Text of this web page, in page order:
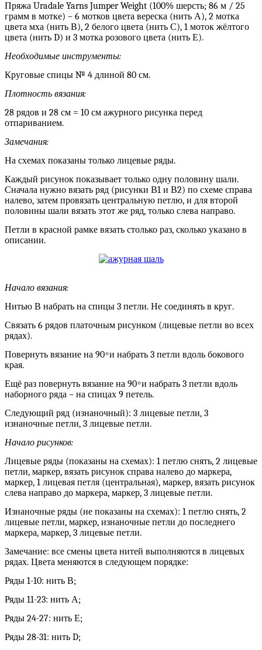
Пряжа Uradale Yarns Jumper Weight (100% шерсть; 86 м / 25
грамм в мотке) – 6 мотков цвета вереска (нить А), 2 мотка
цвета мха (нить В), 2 белого цвета (нить С), 1 моток жёлтого
цвета (нить D) и 3 мотка розового цвета (нить Е).
Необходимые инструменты:
Круговые спицы № 4 длиной 80 см.
Плотность вязания:
28 рядов и 28 см = 10 см ажурного рисунка перед
отпариванием.
Замечания:
На схемах показаны только лицевые ряды.
Каждый рисунок показывает только одну половину шали.
Сначала нужно вязать ряд (рисунки В1 и В2) по схеме справа
налево, затем провязать центральную петлю, и для второй
половины шали вязать этот же ряд, только слева направо.
Петли в красной рамке вязать столько раз, сколько указано в
описании.
Начало вязания:
Нитью В набрать на спицы 3 петли. Не соединять в круг.
Связать 6 рядов платочным рисунком (лицевые петли во всех
рядах).
Повернуть вязание на 90 ͦ и набрать 3 петли вдоль бокового
края.
Ещё раз повернуть вязание на 90 ͦ и набрать 3 петли вдоль
наборного ряда – на спицах 9 петель.
Следующий ряд (изнаночный): 3 лицевые петли, 3
изнаночные петли, 3 лицевые петли.
Начало рисунков:
Лицевые ряды (показаны на схемах): 1 петлю снять, 2 лицевые
петли, маркер, вязать рисунок справа налево до маркера,
маркер, 1 лицевая петля (центральная), маркер, вязать рисунок
слева направо до маркера, маркер, 3 лицевые петли.
Изнаночные ряды (не показаны на схемах): 1 петлю снять, 2
лицевые петли, маркер, изнаночные петли до последнего
маркера, маркер, 3 лицевые петли.
Замечание: все смены цвета нитей выполняются в лицевых
рядах. Цвета меняются в следующем порядке:
Ряды 1-10: нить В;
Ряды 11-23: нить А;
Ряды 24-27: нить Е;
Ряды 28-31: нить D;